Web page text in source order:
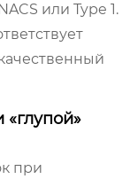
или Type 1.
при